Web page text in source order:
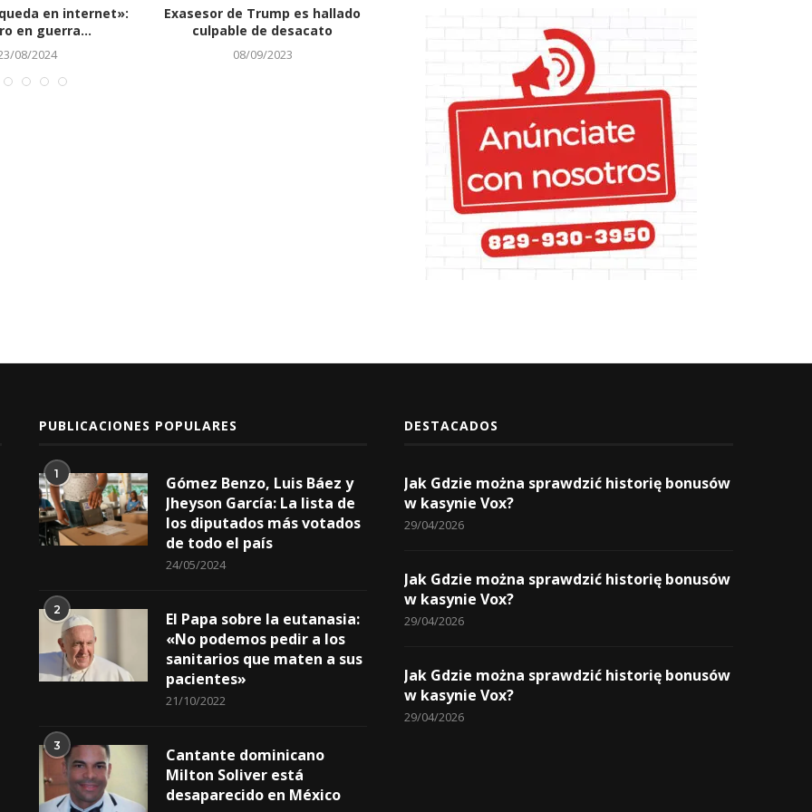
a víctimas de
en...
03/2023
Nayib Bukele propone reducir
número de alcaldes y...
03/06/2023
Cáscaras de arroz usadas para
producir luces LED
17/04/2022
Castillo por caso
PUBLICACIONES POPULARES
1
Gómez Benzo, Luis Báez y
Jheyson García: La lista de
los diputados más votados
de todo el país
24/05/2024
2
El Papa sobre la eutanasia:
«No podemos pedir a los
sanitarios que maten a sus
pacientes»
21/10/2022
3
Cantante dominicano
Milton Soliver está
desaparecido en México
DESTACADOS
Jak Gdzie można sprawdzić historię bonusów
w kasynie Vox?
29/04/2026
Jak Gdzie można sprawdzić historię bonusów
w kasynie Vox?
29/04/2026
Jak Gdzie można sprawdzić historię bonusów
w kasynie Vox?
29/04/2026